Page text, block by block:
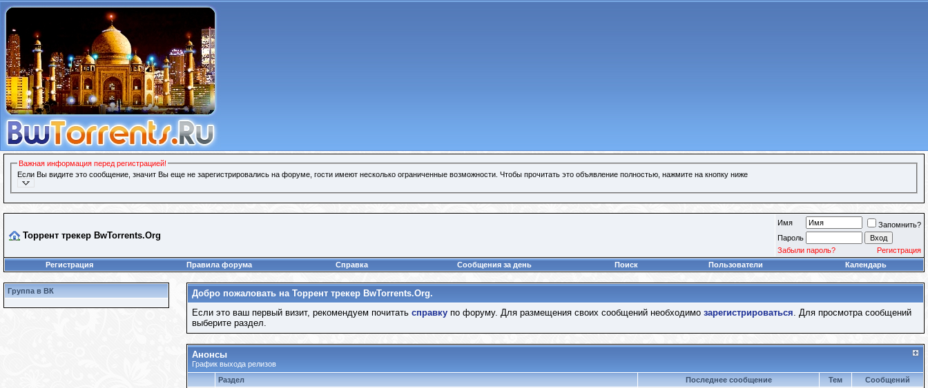
Важная информация перед регистрацией!
Если Вы видите это сообщение, значит Вы еще не зарегистрировались на форуме, гости имеют несколько ограниченные возможности. Чтобы прочитать это объявление полностью, нажмите на кнопку ниже
Торрент трекер BwTorrents.Org
Имя
Запомнить?
Пароль
Забыли пароль?
Регистрация
Регистрация
Правила форума Справка Сообщения за день Поиск Пользователи Календарь
Группа в ВК
Добро пожаловать на Торрент трекер BwTorrents.Org.
Если это ваш первый визит, рекомендуем почитать справку по форуму. Для размещения своих сообщений необходимо зарегистрироваться. Для просмотра сообщений
выберите раздел.
Анонсы
График выхода релизов
Раздел
Последнее сообщение Тем Сообщений